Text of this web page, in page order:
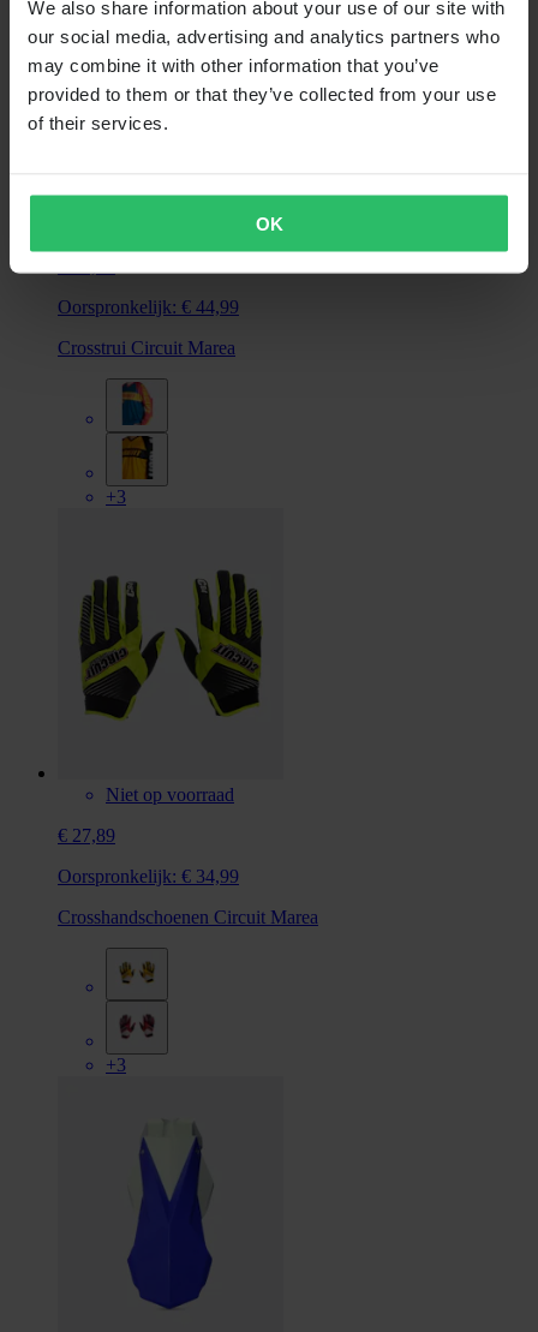
We also share information about your use of our site with
our social media, advertising and analytics partners who
may combine it with other information that you’ve
provided to them or that they’ve collected from your use
of their services.
OK
Oorspronkelijk: € 44,99
Crosstrui Circuit Marea
+3
Niet op voorraad
€ 27,89
Oorspronkelijk: € 34,99
Crosshandschoenen Circuit Marea
+3